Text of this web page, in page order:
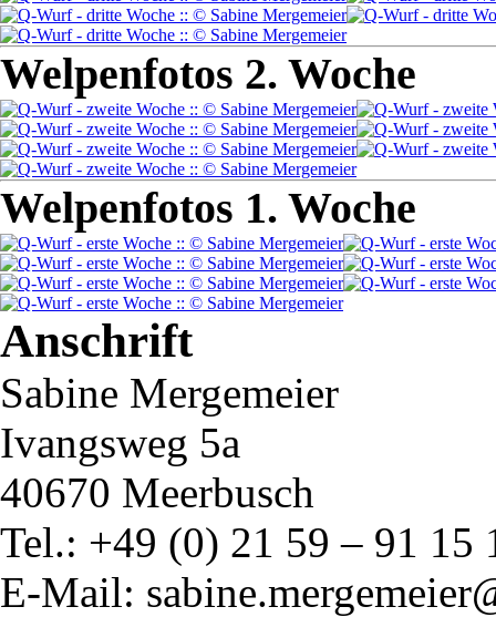
Welpenfotos 2. Woche
Welpenfotos 1. Woche
Anschrift
Sabine Mergemeier
Ivangsweg 5a
40670 Meerbusch
Tel.: +49 (0) 21 59 – 91 15
E-Mail: